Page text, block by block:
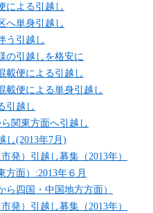
による引越し
へ単身引越し
う引越し
の引越しを格安に
載便による引越し
載便による単身引越し
引越し
関東方面へ引越し
し(2013年7月)
発）引越し募集（2013年）
方面）:2013年６月
四国・中国地方方面）
発）引越し募集（2013年）